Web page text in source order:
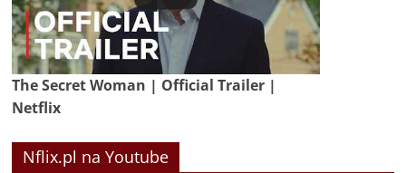
The Secret Woman | Official Trailer |
Netflix
Nflix.pl na Youtube